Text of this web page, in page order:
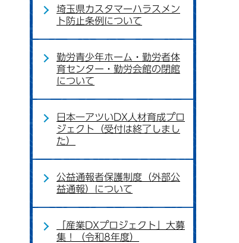
埼玉県カスタマーハラスメン
ト防止条例について
勤労青少年ホーム・勤労者体
育センター・勤労会館の閉館
について
日本一アツいDX人材育成プロ
ジェクト（受付は終了しまし
た）
公益通報者保護制度（外部公
益通報）について
「産業DXプロジェクト」大募
集！（令和8年度）